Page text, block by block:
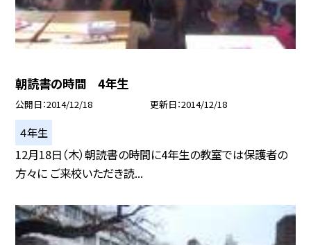
朝読書の時間 4年生
公開日 2014/12/18 更新日 2014/12/18
４年生
12月18日（木）朝読書の時間に4年生の教室では保護者の
方々に ご来校いただき読...